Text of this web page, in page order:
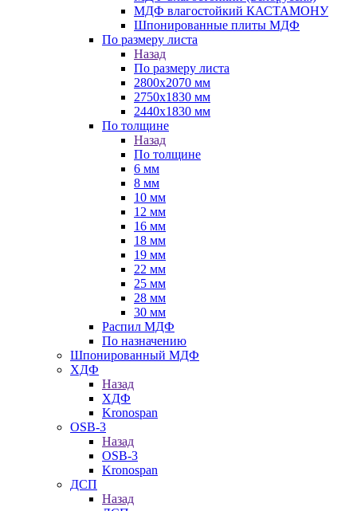
МДФ влагостойкий КАСТАМОНУ
Шпонированные плиты МДФ
По размеру листа
Назад
По размеру листа
2800х2070 мм
2750х1830 мм
2440х1830 мм
По толщине
Назад
По толщине
6 мм
8 мм
10 мм
12 мм
16 мм
18 мм
19 мм
22 мм
25 мм
28 мм
30 мм
Распил МДФ
По назначению
Шпонированный МДФ
ХДФ
Назад
ХДФ
Kronospan
OSB-3
Назад
OSB-3
Kronospan
ДСП
Назад